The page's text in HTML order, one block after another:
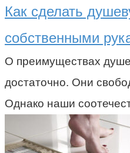
Как сделать
собственными
О преимуществах
достаточно. Они
Однако наши